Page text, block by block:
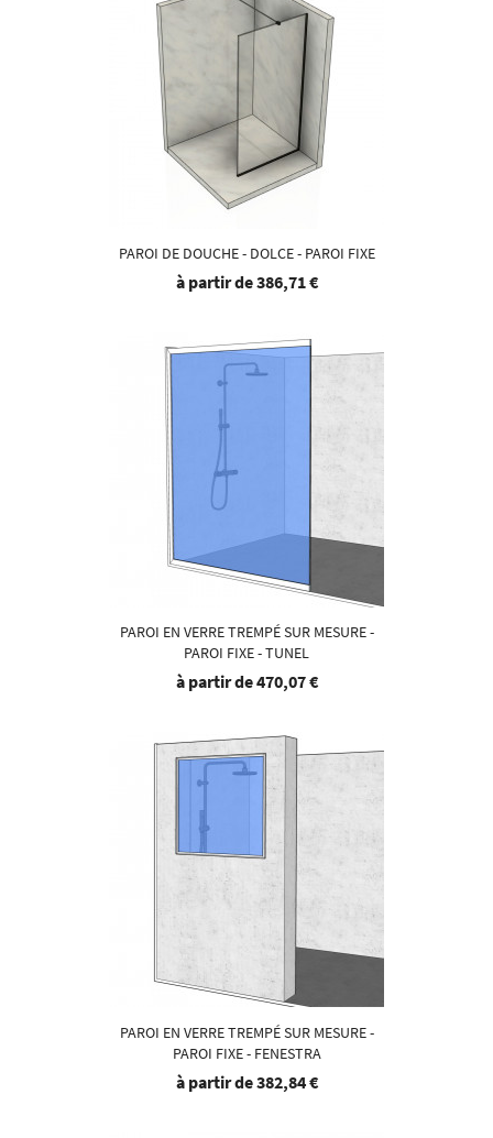
PAROI DE DOUCHE - DOLCE - PAROI FIXE
à partir de386,71 €
PAROI EN VERRE TREMPÉ SUR MESURE -
PAROI FIXE - TUNEL
à partir de470,07 €
PAROI EN VERRE TREMPÉ SUR MESURE -
PAROI FIXE - FENESTRA
à partir de382,84 €